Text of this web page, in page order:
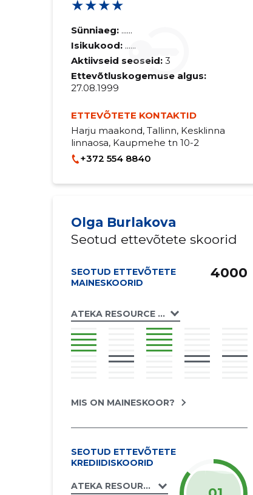
★★★★
Sünniaeg: ......
Isikukood: ......
Aktiivseid seoseid: 3
Ettevõtluskogemuse algus:
27.08.1999
ETTEVÕTETE KONTAKTID
Harju maakond, Tallinn, Kesklinna
linnaosa, Kaupmehe tn 10-2
+372 554 8840
Olga Burlakova
Seotud ettevõtete skoorid
SEOTUD ETTEVÕTETE
MAINESKOORID
ATEKA RESOURCE OÜ
4000
MIS ON MAINESKOOR?
SEOTUD ETTEVÕTETE
KREDIIDISKOORID
ATEKA RESOURCE OÜ